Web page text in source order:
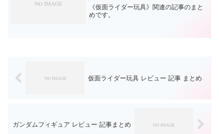
《仮面ライダー玩具》関連の記事のまと
めです。
仮面ライダー玩具 レビュー 記事 まとめ
ガンダムフィギュア レビュー 記事まとめ